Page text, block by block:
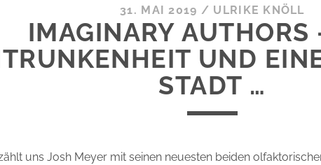
31. MAI 2019 / ULRIKE KNÖLL
IMAGINARY AUTHORS
UND
STADT …
uns Josh Meyer mit seinen neuesten beiden